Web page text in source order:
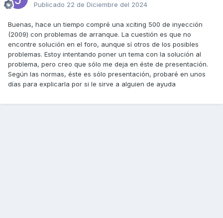
Publicado 22 de Diciembre del 2024
Buenas, hace un tiempo compré una xciting 500 de inyección
(2009) con problemas de arranque. La cuestión es que no
encontre solución en el foro, aunque sí otros de los posibles
problemas. Estoy intentando poner un tema con la solución al
problema, pero creo que sólo me deja en éste de presentación.
Según las normas, éste es sólo presentación, probaré en unos
días para explicarla por si le sirve a alguien de ayuda